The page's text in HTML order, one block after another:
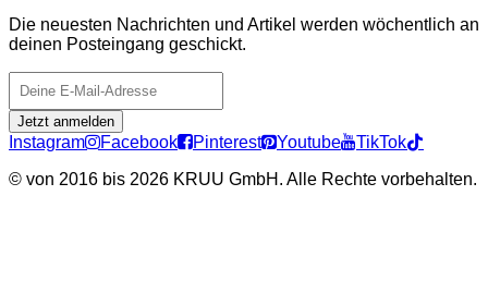
Die neuesten Nachrichten und Artikel werden wöchentlich an
deinen Posteingang geschickt.
Jetzt anmelden
Instagram Facebook Pinterest Youtube
TikTok
© von 2016 bis 2026 KRUU GmbH. Alle Rechte vorbehalten.